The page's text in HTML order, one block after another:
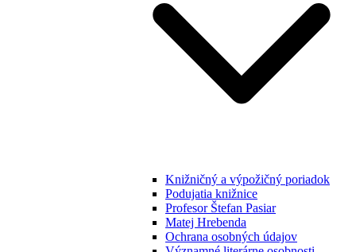
Knižničný a výpožičný poriadok
Podujatia knižnice
Profesor Štefan Pasiar
Matej Hrebenda
Ochrana osobných údajov